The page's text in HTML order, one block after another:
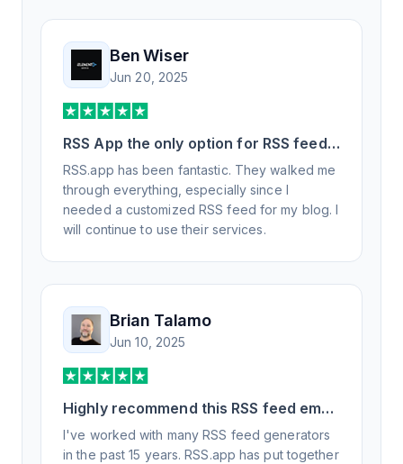
Ben Wiser
Jun 20, 2025
RSS App the only option for RSS feed
generation
RSS.app has been fantastic. They walked me
through everything, especially since I
needed a customized RSS feed for my blog. I
will continue to use their services.
Brian Talamo
Jun 10, 2025
Highly recommend this RSS feed email
/ widget generator service.
I've worked with many RSS feed generators
in the past 15 years. RSS.app has put together